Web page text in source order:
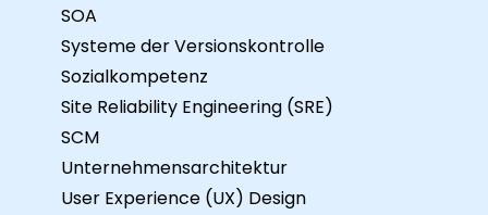
SOA
Systeme der Versionskontrolle
Sozialkompetenz
Site Reliability Engineering (SRE)
SCM
Unternehmensarchitektur
User Experience (UX) Design